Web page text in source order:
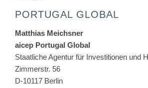
PORTUGAL GLOBAL
Matthias Meichsner
aicep Portugal Global
Staatliche Agentur für Investitionen und
Zimmerstr. 56
D-10117 Berlin